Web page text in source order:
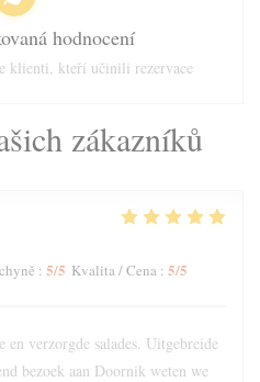
zákazníků
: 5/5 Kvalita / Cena : 5/5
verzorgde salades. Uitgebreide
bezoek aan Doornik weten we
hodnocení
klienti, kteří učinili rezervace